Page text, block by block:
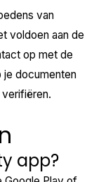
van
voldoen aan de
op met de
je documenten
app?